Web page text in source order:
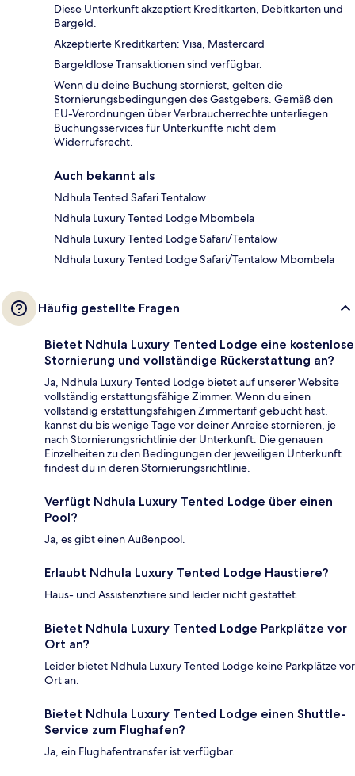
Diese Unterkunft akzeptiert Kreditkarten, Debitkarten und
Bargeld.
Akzeptierte Kreditkarten: Visa, Mastercard
Bargeldlose Transaktionen sind verfügbar.
Wenn du deine Buchung stornierst, gelten die
Stornierungsbedingungen des Gastgebers. Gemäß den
EU-Verordnungen über Verbraucherrechte unterliegen
Buchungsservices für Unterkünfte nicht dem
Widerrufsrecht.
Auch bekannt als
Ndhula Tented Safari Tentalow
Ndhula Luxury Tented Lodge Mbombela
Ndhula Luxury Tented Lodge Safari/Tentalow
Ndhula Luxury Tented Lodge Safari/Tentalow Mbombela
Häufig gestellte Fragen
Bietet Ndhula Luxury Tented Lodge eine kostenlose
Stornierung und vollständige Rückerstattung an?
Ja, Ndhula Luxury Tented Lodge bietet auf unserer Website
vollständig erstattungsfähige Zimmer. Wenn du einen
vollständig erstattungsfähigen Zimmertarif gebucht hast,
kannst du bis wenige Tage vor deiner Anreise stornieren, je
nach Stornierungsrichtlinie der Unterkunft. Die genauen
Einzelheiten zu den Bedingungen der jeweiligen Unterkunft
findest du in deren Stornierungsrichtlinie.
Verfügt Ndhula Luxury Tented Lodge über einen
Pool?
Ja, es gibt einen Außenpool.
Erlaubt Ndhula Luxury Tented Lodge Haustiere?
Haus- und Assistenztiere sind leider nicht gestattet.
Bietet Ndhula Luxury Tented Lodge Parkplätze vor
Ort an?
Leider bietet Ndhula Luxury Tented Lodge keine Parkplätze vor
Ort an.
Bietet Ndhula Luxury Tented Lodge einen Shuttle-
Service zum Flughafen?
Ja, ein Flughafentransfer ist verfügbar.